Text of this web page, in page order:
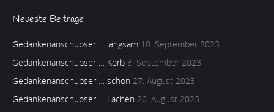
Neueste Beiträge
Gedankenanschubser … langsam 10. September 2023
Gedankenanschubser … Korb 3. September 2023
Gedankenanschubser … schon 27. August 2023
Gedankenanschubser … Lachen 20. August 2023